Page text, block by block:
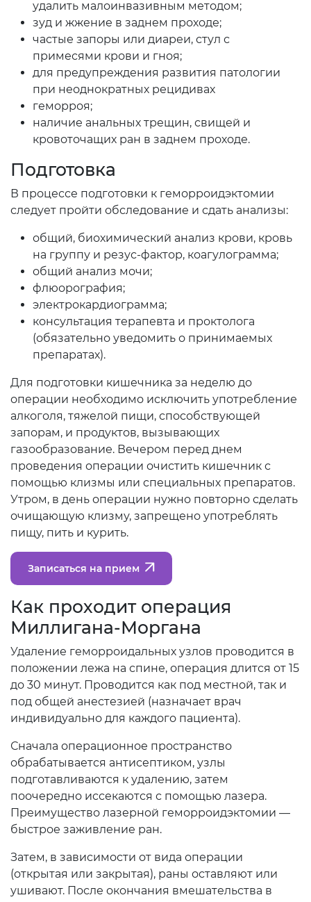
удалить малоинвазивным методом;
зуд и жжение в заднем проходе;
частые запоры или диареи, стул с
примесями крови и гноя;
для предупреждения развития патологии
при неоднократных рецидивах
геморроя;
наличие анальных трещин, свищей и
кровоточащих ран в заднем проходе.
Подготовка
В процессе подготовки к геморроидэктомии
следует пройти обследование и сдать анализы:
общий, биохимический анализ крови, кровь
на группу и резус-фактор, коагулограмма;
общий анализ мочи;
флюорография;
электрокардиограмма;
консультация терапевта и проктолога
(обязательно уведомить о принимаемых
препаратах).
Для подготовки кишечника за неделю до
операции необходимо исключить употребление
алкоголя, тяжелой пищи, способствующей
запорам, и продуктов, вызывающих
газообразование. Вечером перед днем
проведения операции очистить кишечник с
помощью клизмы или специальных препаратов.
Утром, в день операции нужно повторно сделать
очищающую клизму, запрещено употреблять
пищу, пить и курить.
Записаться на прием
Как проходит операция
Миллигана-Моргана
Удаление геморроидальных узлов проводится в
положении лежа на спине, операция длится от 15
до 30 минут. Проводится как под местной, так и
под общей анестезией (назначает врач
индивидуально для каждого пациента).
Сначала операционное пространство
обрабатывается антисептиком, узлы
подготавливаются к удалению, затем
поочередно иссекаются с помощью лазера.
Преимущество лазерной геморроидэктомии —
быстрое заживление ран.
Затем, в зависимости от вида операции
(открытая или закрытая), раны оставляют или
ушивают. После окончания вмешательства в